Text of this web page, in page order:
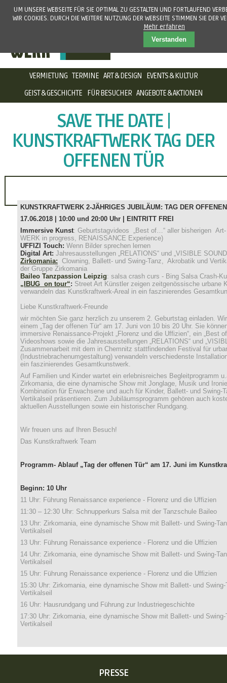
NAVIGATION
VERMIETUNG TERMINE ART & DESIGN
EVENTS & KULTUR
GEIST & GESCHICHTE
FÜR BESUCHER ANGEBOTE & AKTIONEN
SAVE THE DATE |
KUNSTKRAFTWERK TAG DER
OFFENEN TÜR
KUNSTKRAFTWERK 2-JÄHRIGES JUBILÄUM: TAG DER
17.06.2018 | 10:00 und 20:00 Uhr | EINTRITT FREI
Immersive Kunst: Geburtstagvideos „Best of…“ aller bisherigen Art-
WERK in progress, RENAISSANCE Experience)
UFFIZI Touch: Wenn Bilder sprechen lernen
Digital Art: Jahresausstellungen „RELATIONS“ und „VISIBLE
Zirkomania: Clowning, Ballett- und Swing-Tanz, Akrobatik und
der Gruppe Zirkomania
Baileo Tanzpassion Leipzig: salsa crash curs - Bing Salsa Crash-
„IBUG on tour“: Street Art Künstler zeigen zeitgenössische urbane
verwandeln das Kunstkraftwerk-Areal in ein faszinierendes
Liebe Kunstkraftwerk-Freunde
wir möchten Sie ganz herzlich zu unserem 2. Geburtstag einladen.
einem „Tag der offenen Tür“ am 17. Juni von 10 bis 20 Uhr. Sie
immersive Renaissance-Projekt „Florenz und die Uffizien“, ein „Best
Videoshows sowie die Jahresausstellungen „RELATIONS“ und
Zusammenarbeit mit dem in Chemnitz stattfindenden Festival für
(Industriebrachenumgestaltung) verwandeln verschiedenste
ein faszinierendes Gesamtkunstwerk.
Auf Familien und Kinder wartet ein erlebnisreiches Begleitprogramm
Zirkomania, die eine dynamische Show mit Jonglage, Musik und
Kombination für Erwachsene und auch für Kinder, Ballett- und Swing-
Vertikalseil präsentieren. Zum Jubiläumsprogramm gehören auch
aktuellen Ausstellungen sowie ein historischer Rundgang.
Wir freuen uns auf Ihren Besuch!
Das Kunstkraftwerk Team
Programm- Ablauf „Tag der offenen Tür“ am 17. Juni im
Beginn: 10 Uhr
11 Uhr: Führung Renaissance experience - Florenz und die Uffizien
11:30 – 12:30 Uhr: Schnupperkurs Salsa mit der Tanzschule Baileo
13 Uhr: Zirkomania, eine dynamische Show mit Ballett- und Swing-
Vertikalseil
13 Uhr: Führung Renaissance experience - Florenz und die Uffizien
14 Uhr: Zirkomania, eine dynamische Show mit Ballett- und Swing-
Vertikalseil
15 Uhr: Führung Renaissance experience - Florenz und die Uffizien
15:30 Uhr: Zirkomania, eine dynamische Show mit Ballett- und
Vertikalseil
16 Uhr: Hausrundgang und Führung zur Industriegeschichte
17:30 Uhr: Zirkomania, eine dynamische Show mit Ballett- und
Vertikalseil
NAVIGATION
PRESSE
UM UNSERE WEBSEITE FÜR SIE OPTIMAL ZU GESTALTEN UND FORTLAUFEND
WIR COOKIES. DURCH DIE WEITERE NUTZUNG DER WEBSEITE STIMMEN SIE DER
Mehr erfahren
Verstanden